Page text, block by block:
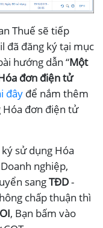
Thuế sẽ tiếp
đã đăng ký tại mục
hướng dẫn “Một
đơn điện tử
đây để nắm thêm
Hóa đơn điện tử
sử dụng Hóa
nghiệp,
sangTĐD-
chấp thuận thì
, Bạn bấm vào